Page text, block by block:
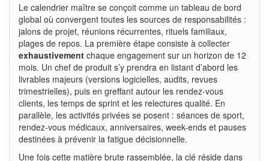
Le calendrier maître se conçoit comme un tableau de bord
global où convergent toutes les sources de responsabilités :
jalons de projet, réunions récurrentes, rituels familiaux,
plages de repos. La première étape consiste à collecter
exhaustivement chaque engagement sur un horizon de 12
mois. Un chef de produit s’y prendra en listant d’abord les
livrables majeurs (versions logicielles, audits, revues
trimestrielles), puis en greffant autour les rendez-vous
clients, les temps de sprint et les relectures qualité. En
parallèle, les activités privées se posent : séances de sport,
rendez-vous médicaux, anniversaires, week-ends et pauses
destinées à prévenir la fatigue décisionnelle.
Une fois cette matière brute rassemblée, la clé réside dans